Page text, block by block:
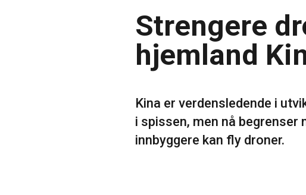
Strengere
hjemland
Kina er verdensledende i
i spissen, men nå begrenser
innbyggere kan fly droner.